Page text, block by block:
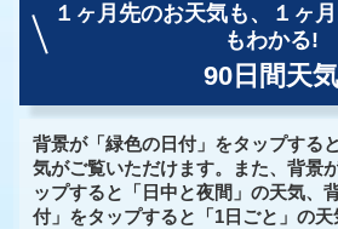
１ヶ月先のお天気も、
１ヶ
もわかる!
90日間天気
背景が「緑色の日付」をタップする
気がご覧いただけます。また、背景
ップすると「日中と夜間」の天気、
付」をタップすると「1日ごと」の